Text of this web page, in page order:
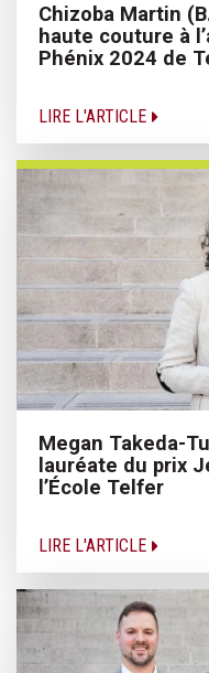
Chizoba Martin
haute couture à
Phénix 2024 de
LIRE L'ARTICLE
Megan Takeda-
lauréate du prix
l’École Telfer
LIRE L'ARTICLE